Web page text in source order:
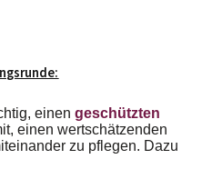
einengeschützten
einen wertschätzenden
zu pflegen. Dazu